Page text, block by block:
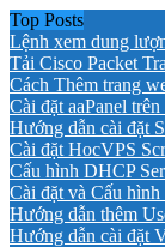
Top Posts
Lệnh xem dung
Tải Cisco Packet
Cách Thêm trang
Cài đặt aaPanel
Hướng dẫn cài đặt
Cài đặt HocVPS
Cấu hình DHCP
Cài đặt và Cấu
Hướng dẫn thêm
Hướng dẫn cài đặt